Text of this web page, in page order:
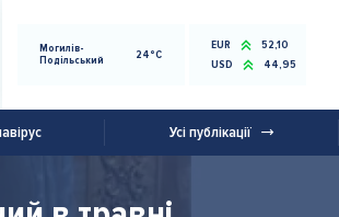
Могилів-
Подільський
24°C
EUR
52,10
USD
44,95
Усі публікації